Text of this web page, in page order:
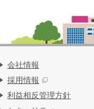
会社情報
採用情報
利益相反管理方針